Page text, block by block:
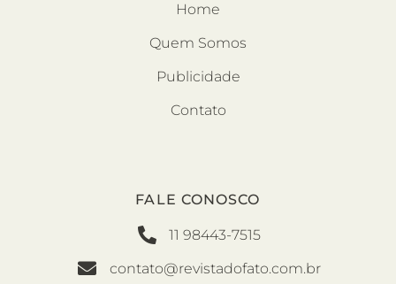
Home
Quem Somos
Publicidade
Contato
FALE CONOSCO
11 98443-7515
contato@revistadofato.com.br